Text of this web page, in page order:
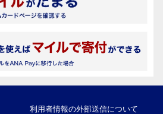
利用者情報の外部送信について